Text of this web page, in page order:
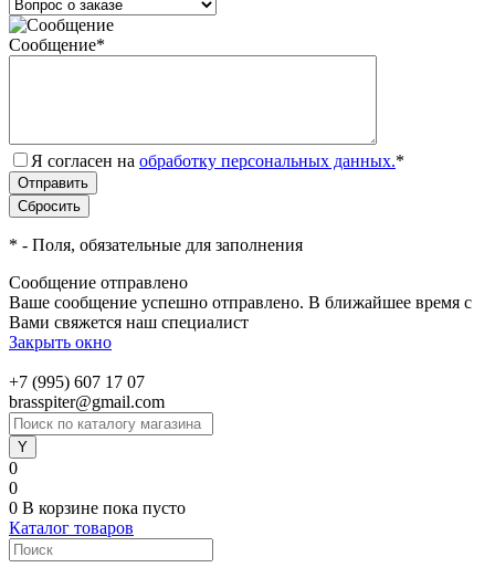
Сообщение*
Я согласен на обработку персональных данных.*
* - Поля, обязательные для заполнения
Сообщение отправлено
Ваше сообщение успешно отправлено. В ближайшее время с
Вами свяжется наш специалист
Закрыть окно
+7 (995) 607 17 07
brasspiter@gmail.com
0
0
0 В корзине пока пусто
Каталог товаров